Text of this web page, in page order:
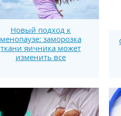
Новый подход к
менопаузе: заморозка
ткани яичника может
изменить все